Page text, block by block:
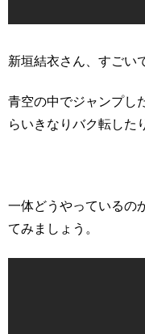
新垣結衣さん、すごい
青空の中でジャンプし
らいきなりバク転した
一体どうやっているの
てみましょう。